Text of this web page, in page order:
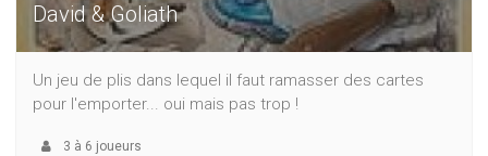
David & Goliath
Un jeu de plis dans lequel il faut ramasser des cartes
pour l'emporter... oui mais pas trop !
3 à 6 joueurs